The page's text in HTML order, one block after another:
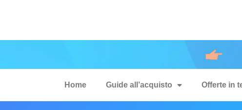
Home Guide all’acquisto Offerte in